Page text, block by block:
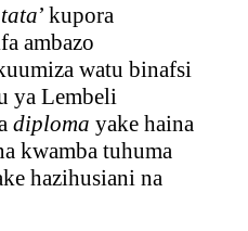
’ kupora
ambazo
watu binafsi
ya Lembeli
diploma yake haina
kwamba tuhuma
hazihusiani na